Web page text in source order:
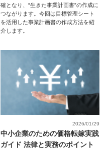
確となり、“生きた事業計画書”の作成に
つながります。今回は目標管理シート
を活用した事業計画書の作成方法を紹
介します。
2026/01/29
中小企業のための価格転嫁実践
ガイド 法律と実務のポイント